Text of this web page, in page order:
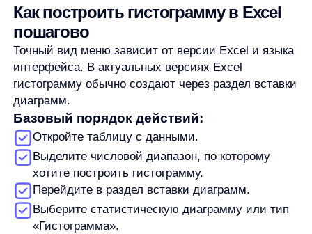
Поэтому лучше запоминать не только название
кнопки, а саму логику: выделить диапазон,
вставить диаграмму и выбрать тип «Гистограмма».